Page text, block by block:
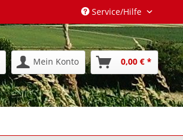
Service/Hilfe
Mein Konto 0,00 € *